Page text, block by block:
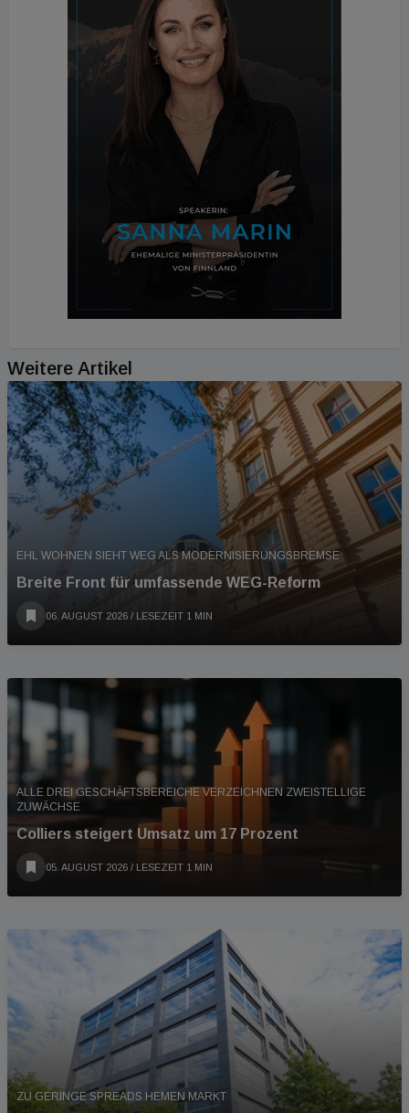
Weitere Artikel
EHL WOHNEN SIEHT WEG ALS MODERNISIERUNGSBREMSE
Breite Front für umfassende WEG-Reform
06. AUGUST 2026 / LESEZEIT 1 MIN
ALLE DREI GESCHÄFTSBEREICHE VERZEICHNEN ZWEISTELLIGE
ZUWÄCHSE
Colliers steigert Umsatz um 17 Prozent
05. AUGUST 2026 / LESEZEIT 1 MIN
ZU GERINGE SPREADS HEMEN MARKT